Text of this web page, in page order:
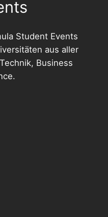
Student Events
aus aller
Business